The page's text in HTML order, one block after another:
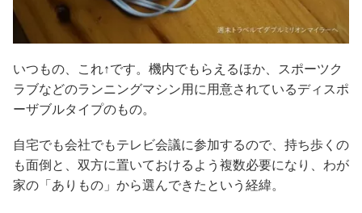
いつもの、これ↑です。機内でもらえるほか、スポーツク
ラブなどのランニングマシン用に用意されているディスポ
ーザブルタイプのもの。
自宅でも会社でもテレビ会議に参加するので、持ち歩くの
も面倒と、双方に置いておけるよう複数必要になり、わが
家の「ありもの」から選んできたという経緯。